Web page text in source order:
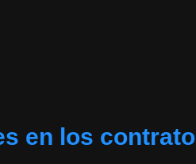
en los